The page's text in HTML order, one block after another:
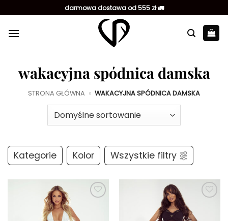
do
zawartości
darmowa dostawa od 555 zł 🚛
wakacyjna spódnica damska
STRONA GŁÓWNA » WAKACYJNA SPÓDNICA DAMSKA
Kategorie Kolor Wszystkie filtry
ulubionych
Dodaj do
ulubionych